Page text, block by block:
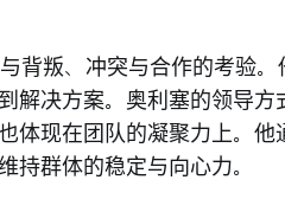
背叛、冲突与合作的考验
解决方案。奥利塞的领导方
体现在团队的凝聚力上。他
持群体的稳定与向心力。